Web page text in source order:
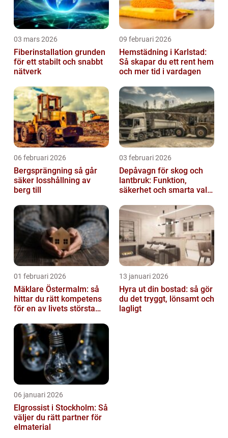
03 mars 2026
Fiberinstallation grunden
för ett stabilt och snabbt
nätverk
09 februari 2026
Hemstädning i Karlstad:
Så skapar du ett rent hem
och mer tid i vardagen
06 februari 2026
Bergsprängning så går
säker losshållning av
berg till
03 februari 2026
Depåvagn för skog och
lantbruk: Funktion,
säkerhet och smarta val
01 februari 2026
Mäklare Östermalm: så
hittar du rätt kompetens
för en av livets största
13 januari 2026
Hyra ut din bostad: så gör
du det tryggt, lönsamt och
lagligt
06 januari 2026
Elgrossist i Stockholm: Så
väljer du rätt partner för
elmaterial